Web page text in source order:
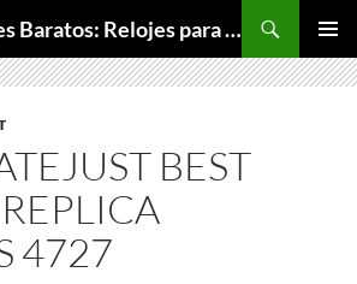
Réplicas de Relojes Baratos: Relojes para Todos los Bolsillos, Relojes de Lujo a Precios Bajos
MENÚ
BEST
4727